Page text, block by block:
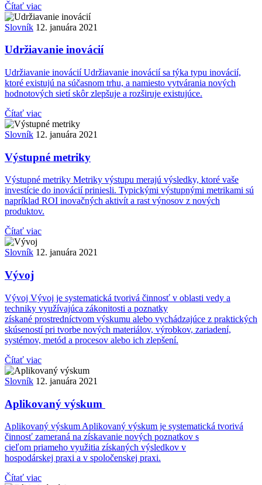
Čítať viac
Slovník 12. januára 2021
Udržiavanie inovácií
Udržiavanie inovácií Udržiavanie inovácií sa týka typu inovácií,
ktoré existujú na súčasnom trhu, a namiesto vytvárania nových
hodnotových sietí skôr zlepšuje a rozširuje existujúce.
Čítať viac
Slovník 12. januára 2021
Výstupné metriky
Výstupné metriky Metriky výstupu merajú výsledky, ktoré vaše
investície do inovácií priniesli. Typickými výstupnými metrikami sú
napríklad ROI inovačných aktivít a rast výnosov z nových
produktov.
Čítať viac
Slovník 12. januára 2021
Vývoj
Vývoj Vývoj je systematická tvorivá činnosť v oblasti vedy a
techniky využívajúca zákonitosti a poznatky
získané prostredníctvom výskumu alebo vychádzajúce z praktických
skúseností pri tvorbe nových materiálov, výrobkov, zariadení,
systémov, metód a procesov alebo ich zlepšení.
Čítať viac
Slovník 12. januára 2021
Aplikovaný výskum
Aplikovaný výskum Aplikovaný výskum je systematická tvorivá
činnosť zameraná na získavanie nových poznatkov s
cieľom priameho využitia získaných výsledkov v
hospodárskej praxi a v spoločenskej praxi.
Čítať viac